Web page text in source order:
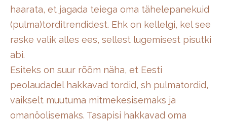
haarata, et jagada teiega oma tähelepanekuid
(pulma)torditrendidest. Ehk on kellelgi, kel see
raske valik alles ees, sellest lugemisest pisutki
abi.
Esiteks on suur rõõm näha, et Eesti
peolaudadel hakkavad tordid, sh pulmatordid,
vaikselt muutuma mitmekesisemaks ja
omanöolisemaks. Tasapisi hakkavad oma